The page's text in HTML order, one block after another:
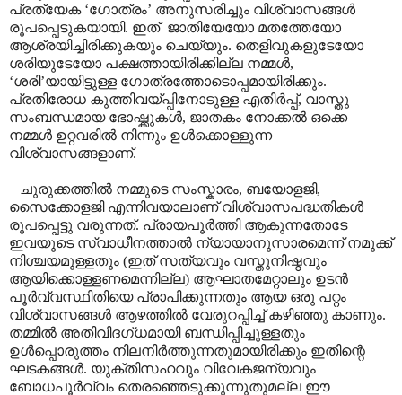
പ്രത്യേക ‘ഗോത്രം’ അനുസരിച്ചും വിശ്വാസങ്ങൾ
രൂപപ്പെടുകയായി. ഇത് ജാതിയേയോ മതത്തേയോ
ആശ്രയിച്ചിരിക്കുകയും ചെയ്യും. തെളിവുകളുടേയോ
ശരിയുടേയോ പക്ഷത്തായിരിക്കില്ല നമ്മൾ,
‘ശരി’യായിട്ടുള്ള ഗോത്രത്തോടൊപ്പമായിരിക്കും.
പ്രതിരോധ കുത്തിവയ്പ്പിനോടുള്ള എതിർപ്പ്, വാസ്തു
സംബന്ധമായ ഭോഷ്ക്കുകൾ, ജാതകം നോക്കൽ ഒക്കെ
നമ്മൾ ഉറ്റവരിൽ നിന്നും ഉൾക്കൊള്ളുന്ന
വിശ്വാസങ്ങളാണ്.
ചുരുക്കത്തിൽ നമ്മുടെ സംസ്കാരം, ബയോളജി,
സൈക്കോളജി എന്നിവയാലാണ് വിശ്വാസപദ്ധതികൾ
രൂപപ്പെട്ടു വരുന്നത്. പ്രായപൂർത്തി ആകുന്നതോടേ
ഇവയുടെ സ്വാധീനത്താൽ ന്യായാനുസാരമെന്ന് നമുക്ക്
നിശ്ചയമുള്ളതും (ഇത് സത്യവും വസ്തുനിഷ്ഠവും
ആയിക്കൊള്ളണമെന്നില്ല) ആഘാതമേറ്റാലും ഉടൻ
പൂർവ്വസ്ഥിതിയെ പ്രാപിക്കുന്നതും ആയ ഒരു പറ്റം
വിശ്വാസങ്ങൾ ആഴത്തിൽ വേരുറപ്പിച്ച് കഴിഞ്ഞു കാണും.
തമ്മിൽ അതിവിദഗ്ധമായി ബന്ധിപ്പിച്ചുള്ളതും
ഉൾപ്പൊരുത്തം നിലനിർത്തുന്നതുമായിരിക്കും ഇതിന്റെ
ഘടകങ്ങൾ. യുക്തിസഹവും വിവേകജന്യവും
ബോധപൂർവ്വം തെരഞ്ഞെടുക്കുന്നുതുമല്ല ഈ